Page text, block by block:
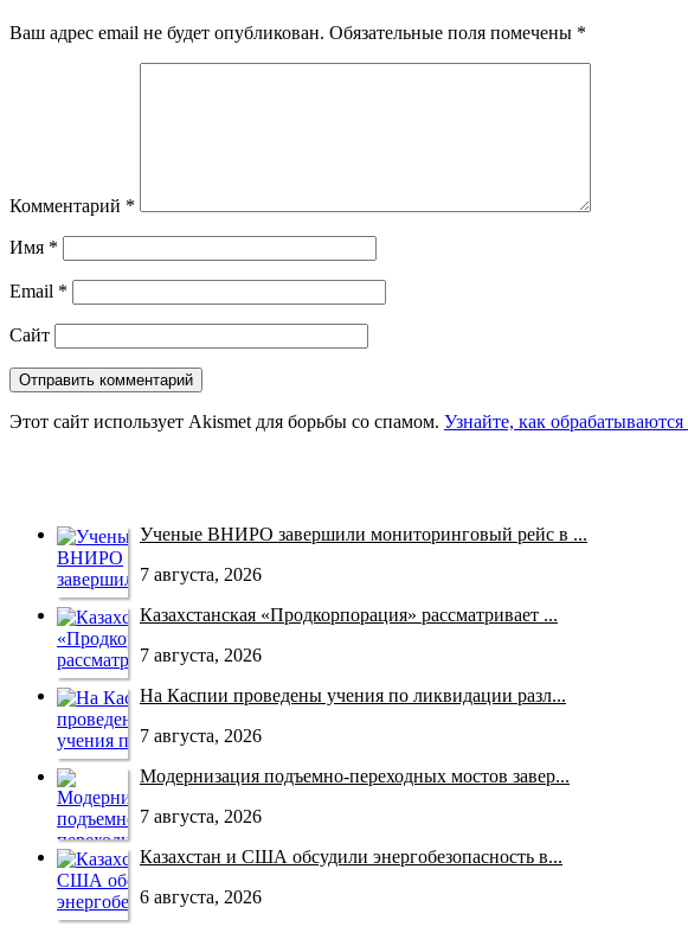
Ваш адрес email не будет опубликован. Обязательные поля помечены *
Комментарий *
Имя *
Email *
Сайт
Этот сайт использует Akismet для борьбы со спамом. Узнайте, как
Ученые ВНИРО завершили мониторинговый рейс в ...
7 августа, 2026
Казахстанская «Продкорпорация» рассматривает ...
7 августа, 2026
На Каспии проведены учения по ликвидации разл...
7 августа, 2026
Модернизация подъемно-переходных мостов завер...
7 августа, 2026
Казахстан и США обсудили энергобезопасность в...
6 августа, 2026